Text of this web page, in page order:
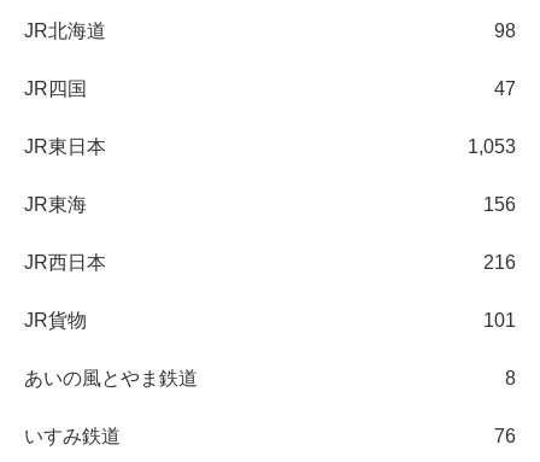
JR北海道 98
JR四国 47
JR東日本 1,053
JR東海 156
JR西日本 216
JR貨物 101
あいの風とやま鉄道 8
いすみ鉄道 76